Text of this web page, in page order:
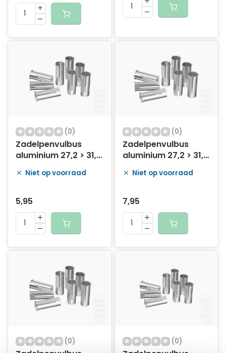
(0)
Zadelpenvulbus
aluminium 27,2 > 31,4
mm
Niet op voorraad
5,95
(0)
Zadelpenvulbus
aluminium 27,2 > 31,6
mm
Niet op voorraad
7,95
(0) (0)